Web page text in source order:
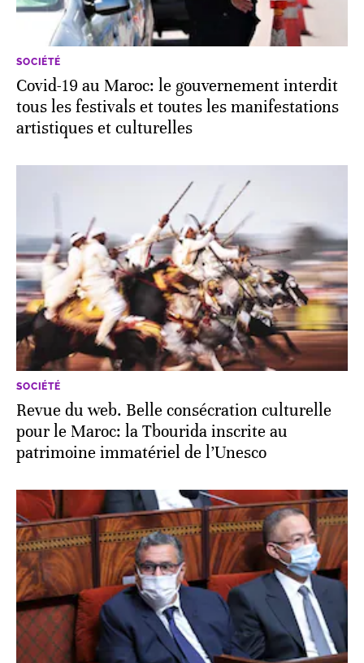
SOCIÉTÉ
Covid-19 au Maroc: le gouvernement interdit
tous les festivals et toutes les manifestations
artistiques et culturelles
SOCIÉTÉ
Revue du web. Belle consécration culturelle
pour le Maroc: la Tbourida inscrite au
patrimoine immatériel de l’Unesco